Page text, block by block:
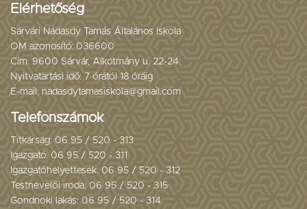
Elérhetőség
Sárvári Nádasdy Tamás Általános Iskola
OM azonosító: 036600
Cím: 9600 Sárvár, Alkotmány u. 22-24.
Nyitvatartási idő: 7 órától 18 óráig
E-mail: nadasdytamasiskola@gmail.com
Telefonszámok
Titkárság: 06 95 / 520 - 313
Igazgató: 06 95 / 520 - 311
Igazgatóhelyettesek: 06 95 / 520 - 312
Testnevelői iroda: 06 95 / 520 - 315
Gondnoki lakás: 06 95 / 520 - 314